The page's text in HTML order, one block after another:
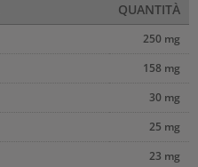
QUANTITÀ
250 mg
158 mg
30 mg
25 mg
23 mg